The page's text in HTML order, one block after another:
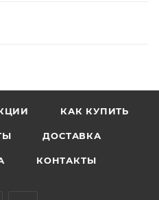
КАК КУПИТЬ
ДОСТАВКА
КОНТАКТЫ